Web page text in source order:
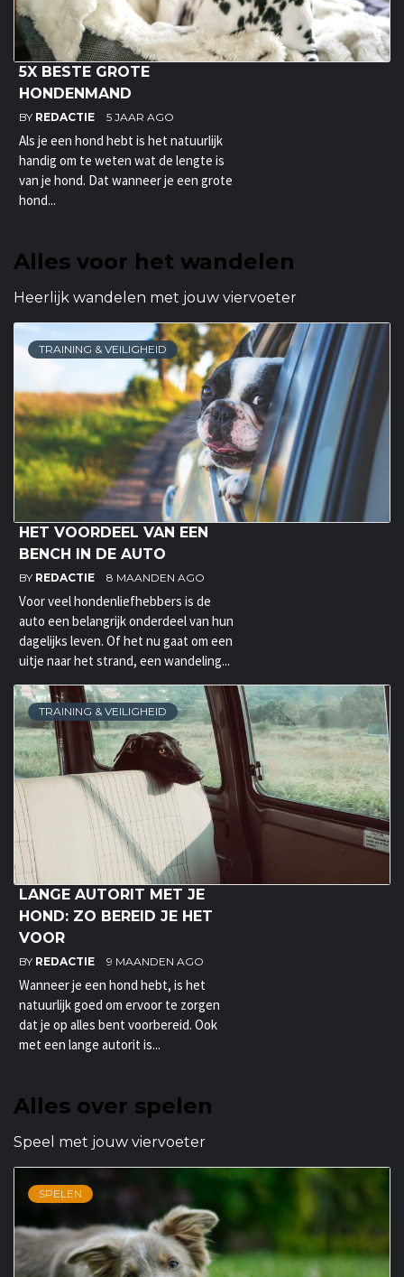
5X BESTE GROTE
HONDENMAND
BY REDACTIE 5 JAAR AGO
Als je een hond hebt is het natuurlijk
handig om te weten wat de lengte is
van je hond. Dat wanneer je een grote
hond...
Alles voor het wandelen
Heerlijk wandelen met jouw viervoeter
TRAINING & VEILIGHEID
HET VOORDEEL VAN EEN
BENCH IN DE AUTO
BY REDACTIE 8 MAANDEN AGO
Voor veel hondenliefhebbers is de
auto een belangrijk onderdeel van hun
dagelijks leven. Of het nu gaat om een
uitje naar het strand, een wandeling...
TRAINING & VEILIGHEID
LANGE AUTORIT MET JE
HOND: ZO BEREID JE HET
VOOR
BY REDACTIE 9 MAANDEN AGO
Wanneer je een hond hebt, is het
natuurlijk goed om ervoor te zorgen
dat je op alles bent voorbereid. Ook
met een lange autorit is...
Alles over spelen
Speel met jouw viervoeter
SPELEN